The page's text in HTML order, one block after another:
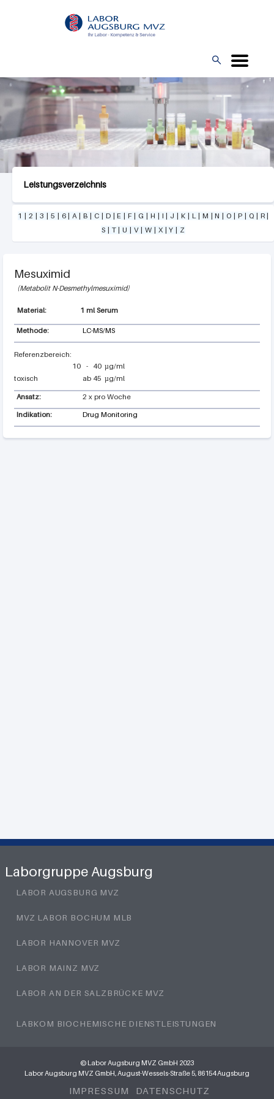
Direkt
zum
O

Leistungsverzeichnis
1 | 2 | 3 | 5 | 6 | A | B | C | D | E | F | G | H | I | J | K | L | M | N | O | P | Q | R |
S | T | U | V | W | X | Y | Z
Mesuximid
Metabolit N-Desmethylmesuximid
1 ml Serum
Methode: LC-MS/MS
10 - 40 µg/ml
toxisch
ab 45 µg/ml
Ansatz: 2 x pro Woche
Indikation: Drug Monitoring
© Labor Augsburg MVZ GmbH 2023
Labor Augsburg MVZ GmbH, August-Wessels-Straße 5, 86154 Augsburg
IMPRESSUM DATENSCHUTZ
Laborgruppe Augsburg
LABOR AUGSBURG MVZ
MVZ LABOR BOCHUM MLB
LABOR HANNOVER MVZ
LABOR MAINZ MVZ
LABOR AN DER SALZBRÜCKE MVZ
LABKOM BIOCHEMISCHE DIENSTLEISTUNGEN